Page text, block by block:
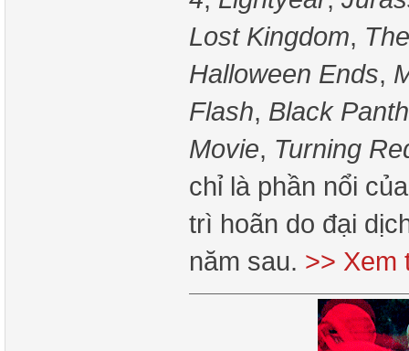
Lost Kingdom,
Halloween Ends,
Flash, Black
Movie, Turning
chỉ là phần nổi
trì hoãn do đại
năm sau. >> Xem